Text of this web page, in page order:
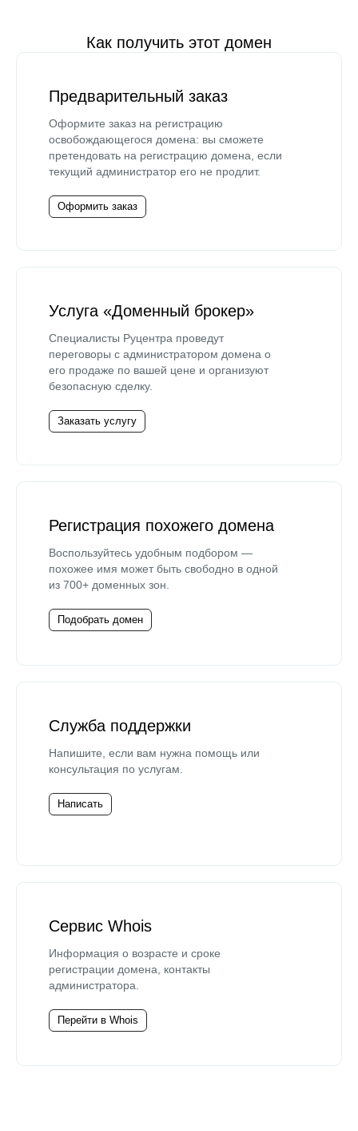
Как получить этот домен
Предварительный заказ
Оформите заказ на регистрацию
освобождающегося домена: вы сможете
претендовать на регистрацию домена, если
текущий администратор его не продлит.
Оформить заказ
Услуга «Доменный брокер»
Специалисты Руцентра проведут
переговоры с администратором домена о
его продаже по вашей цене и организуют
безопасную сделку.
Заказать услугу
Регистрация похожего домена
Воспользуйтесь удобным подбором —
похожее имя может быть свободно в одной
из 700+ доменных зон.
Подобрать домен
Служба поддержки
Напишите, если вам нужна помощь или
консультация по услугам.
Написать
Сервис Whois
Информация о возрасте и сроке
регистрации домена, контакты
администратора.
Перейти в Whois